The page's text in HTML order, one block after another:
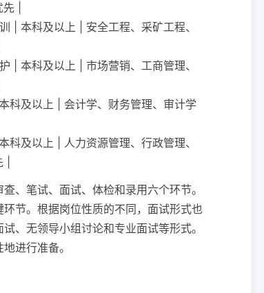
|
| 本科及以上 | 安全工程、采矿工程、
| 本科及以上 | 市场营销、工商管理、
科及以上 | 会计学、财务管理、审计学
科及以上 | 人力资源管理、行政管理、
、笔试、面试、体检和录用六个环节。
节。根据岗位性质的不同，面试形式也
、无领导小组讨论和专业面试等形式。
进行准备。